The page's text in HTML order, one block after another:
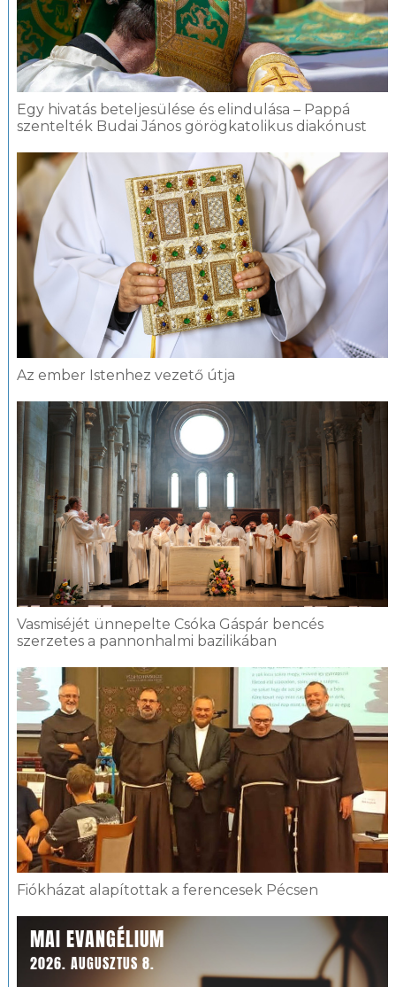
Egy hivatás beteljesülése és elindulása – Pappá
szentelték Budai János görögkatolikus diakónust
Az ember Istenhez vezető útja
Vasmiséjét ünnepelte Csóka Gáspár bencés
szerzetes a pannonhalmi bazilikában
Fiókházat alapítottak a ferencesek Pécsen
MAI EVANGÉLIUM
2026. AUGUSZTUS 8.